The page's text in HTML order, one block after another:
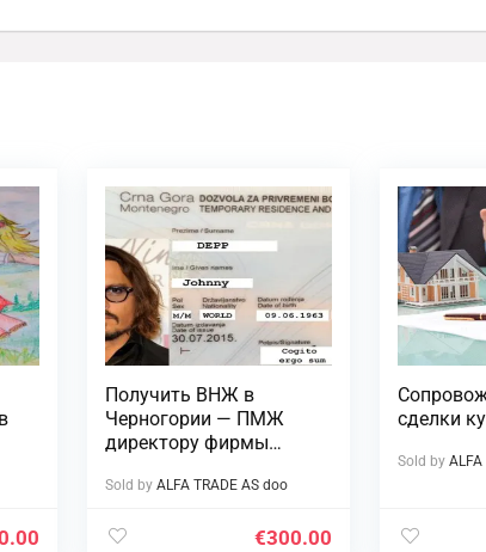
Получить ВНЖ в
Черногории — ПМЖ
директору фирмы
Sold by ALFA TRADE AS doo
€300.00
сделки
Sold by ALFA